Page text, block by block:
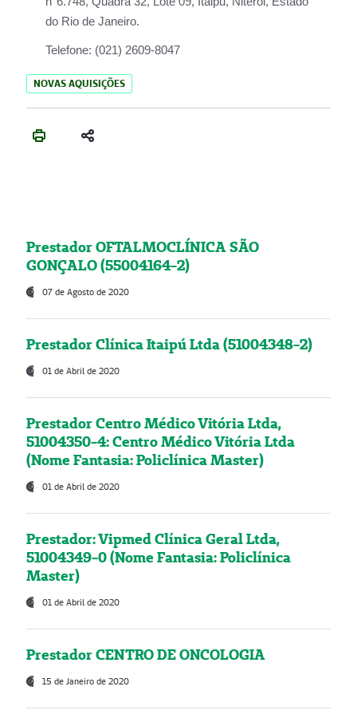
do Rio de Janeiro.
Telefone: (021) 2609-8047
NOVAS AQUISIÇÕES
Prestador OFTALMOCLÍNICA SÃO
GONÇALO (55004164-2)
07 de Agosto de 2020
Prestador Clínica Itaipú Ltda (51004348-2)
01 de Abril de 2020
Prestador Centro Médico Vitória Ltda,
51004350-4: Centro Médico Vitória Ltda
(Nome Fantasia: Policlínica Master)
01 de Abril de 2020
Prestador: Vipmed Clínica Geral Ltda,
51004349-0 (Nome Fantasia: Policlínica
Master)
01 de Abril de 2020
Prestador CENTRO DE ONCOLOGIA
15 de Janeiro de 2020